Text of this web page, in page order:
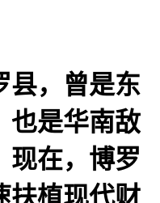
，曾是东
也是华南敌
现在，博罗
扶植现代财